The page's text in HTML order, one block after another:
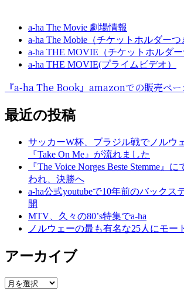
a-ha The Movie 劇場情報
a-ha The Mobie（チケットホルダーつ
a-ha THE MOVIE（チケットホルダ
a-ha THE MOVIE(プライムビデオ）
『a-ha The Book』amazonでの販売ペー
最近の投稿
サッカーW杯、ブラジル戦でノルウ
『Take On Me』が流れました
『The Voice Norges Beste Stemme』
われ、決勝へ
a-ha公式youtubeで10年前のバックス
開
MTV、久々の80’s特集でa-ha
ノルウェーの最も有名な25人にモー
アーカイブ
ア